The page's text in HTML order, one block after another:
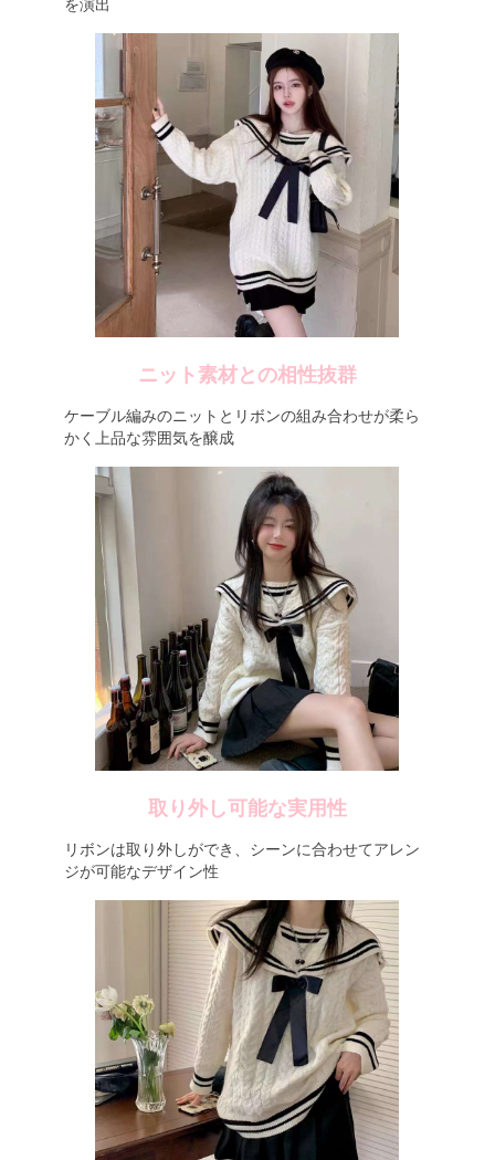
を演出
ニット素材との相性抜群
ケーブル編みのニットとリボンの組み合わせが柔ら
かく上品な雰囲気を醸成
取り外し可能な実用性
リボンは取り外しができ、シーンに合わせてアレン
ジが可能なデザイン性